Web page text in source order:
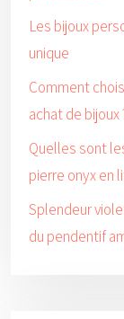
Les bijoux
unique
Comment
achat de bijoux
Quelles sont
pierre onyx en
Splendeur
du pendentif